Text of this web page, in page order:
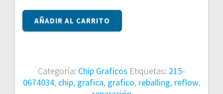
CHIP
215-
AÑADIR AL CARRITO
Categoría: Chip Graficos Etiquetas: 215-
0674034, chip, grafica, grafico, reballing, reflow,